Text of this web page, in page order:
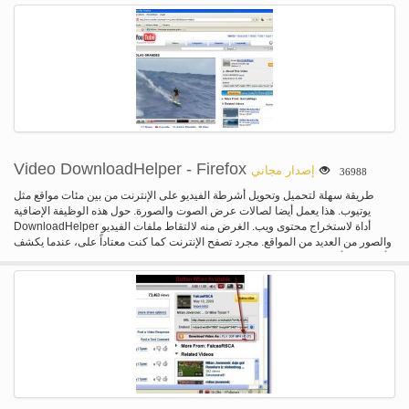
ملحق بالمتصفح.
Video DownloadHelper - Firefox إصدار مجاني 36988
طريقة سهلة لتحميل وتحويل أشرطة الفيديو على الإنترنت من بين مئات مواقع مثل
يوتيوب. هذا يعمل أيضا لصالات عرض الصوت والصورة. حول هذه الوظيفة الإضافية
DownloadHelper أداة لاستخراج محتوى ويب. الغرض منه لالتقاط ملفات الفيديو
والصور من العديد من المواقع. مجرد تصفح الإنترنت كما كنت معتاداً على، عندما يكشف
لك بتنزيل الملفات ببساطة النقر فوق أحد العناصر، على سبيل المثال، إذا كان يمكنك
الذهاب إلى صفحة يوتيوب، عليك أن تكون قادراً على تحميل الفيديو مباشرة على نظام
الملفات الخاص بك. كما أنها تعمل مع ماي سبيس، جوجل فيديو، ديلي موشن، بوركولت،
تم تحميلها تلقائياً إلى تنسيق الفيديو المفضلة لديك. عندما كنت على صفحة تحتوي على
ارتباطات إلى الصور أو الأفلام، يمكنك تحميل بعض أو كل منهم في وقت واحد. تحريك
الماوس فوق العناصر الموجودة في القائمة وسوف يسلط الضوء على روابط مباشرة
في الصفحة للتأكد من أنها هي التي تحتاج إلى التقاط. DownloadHelper كما يسمح
لك لتحميل الملفات واحداً تلو الآخر، حتى أنه يمكنك الحفاظ على عرض النطاق الترددي